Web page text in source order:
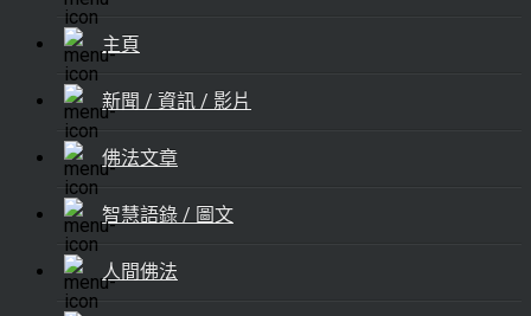
主頁
新聞 / 資訊 / 影片
佛法文章
智慧語錄 / 圖文
人間佛法